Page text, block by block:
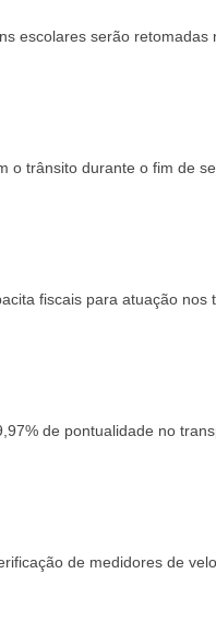
escolares serão
o trânsito durante o fim de
fiscais para atuação nos
de pontualidade no
de medidores de